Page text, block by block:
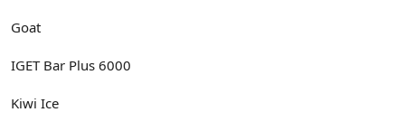
Goat
IGET Bar Plus 6000
Kiwi Ice